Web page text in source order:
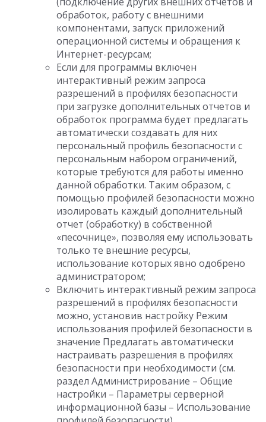
обработок, работу с внешними
компонентами, запуск приложений
операционной системы и обращения к
Интернет-ресурсам;
Если для программы включен
интерактивный режим запроса
разрешений в профилях безопасности
при загрузке дополнительных отчетов и
обработок программа будет предлагать
автоматически создавать для них
персональный профиль безопасности с
персональным набором ограничений,
которые требуются для работы именно
данной обработки. Таким образом, с
помощью профилей безопасности можно
изолировать каждый дополнительный
отчет (обработку) в собственной
«песочнице», позволяя ему использовать
только те внешние ресурсы,
использование которых явно одобрено
администратором;
Включить интерактивный режим запроса
разрешений в профилях безопасности
можно, установив настройку Режим
использования профилей безопасности в
значение Предлагать автоматически
настраивать разрешения в профилях
безопасности при необходимости (см.
раздел Администрирование – Общие
настройки – Параметры серверной
информационной базы – Использование